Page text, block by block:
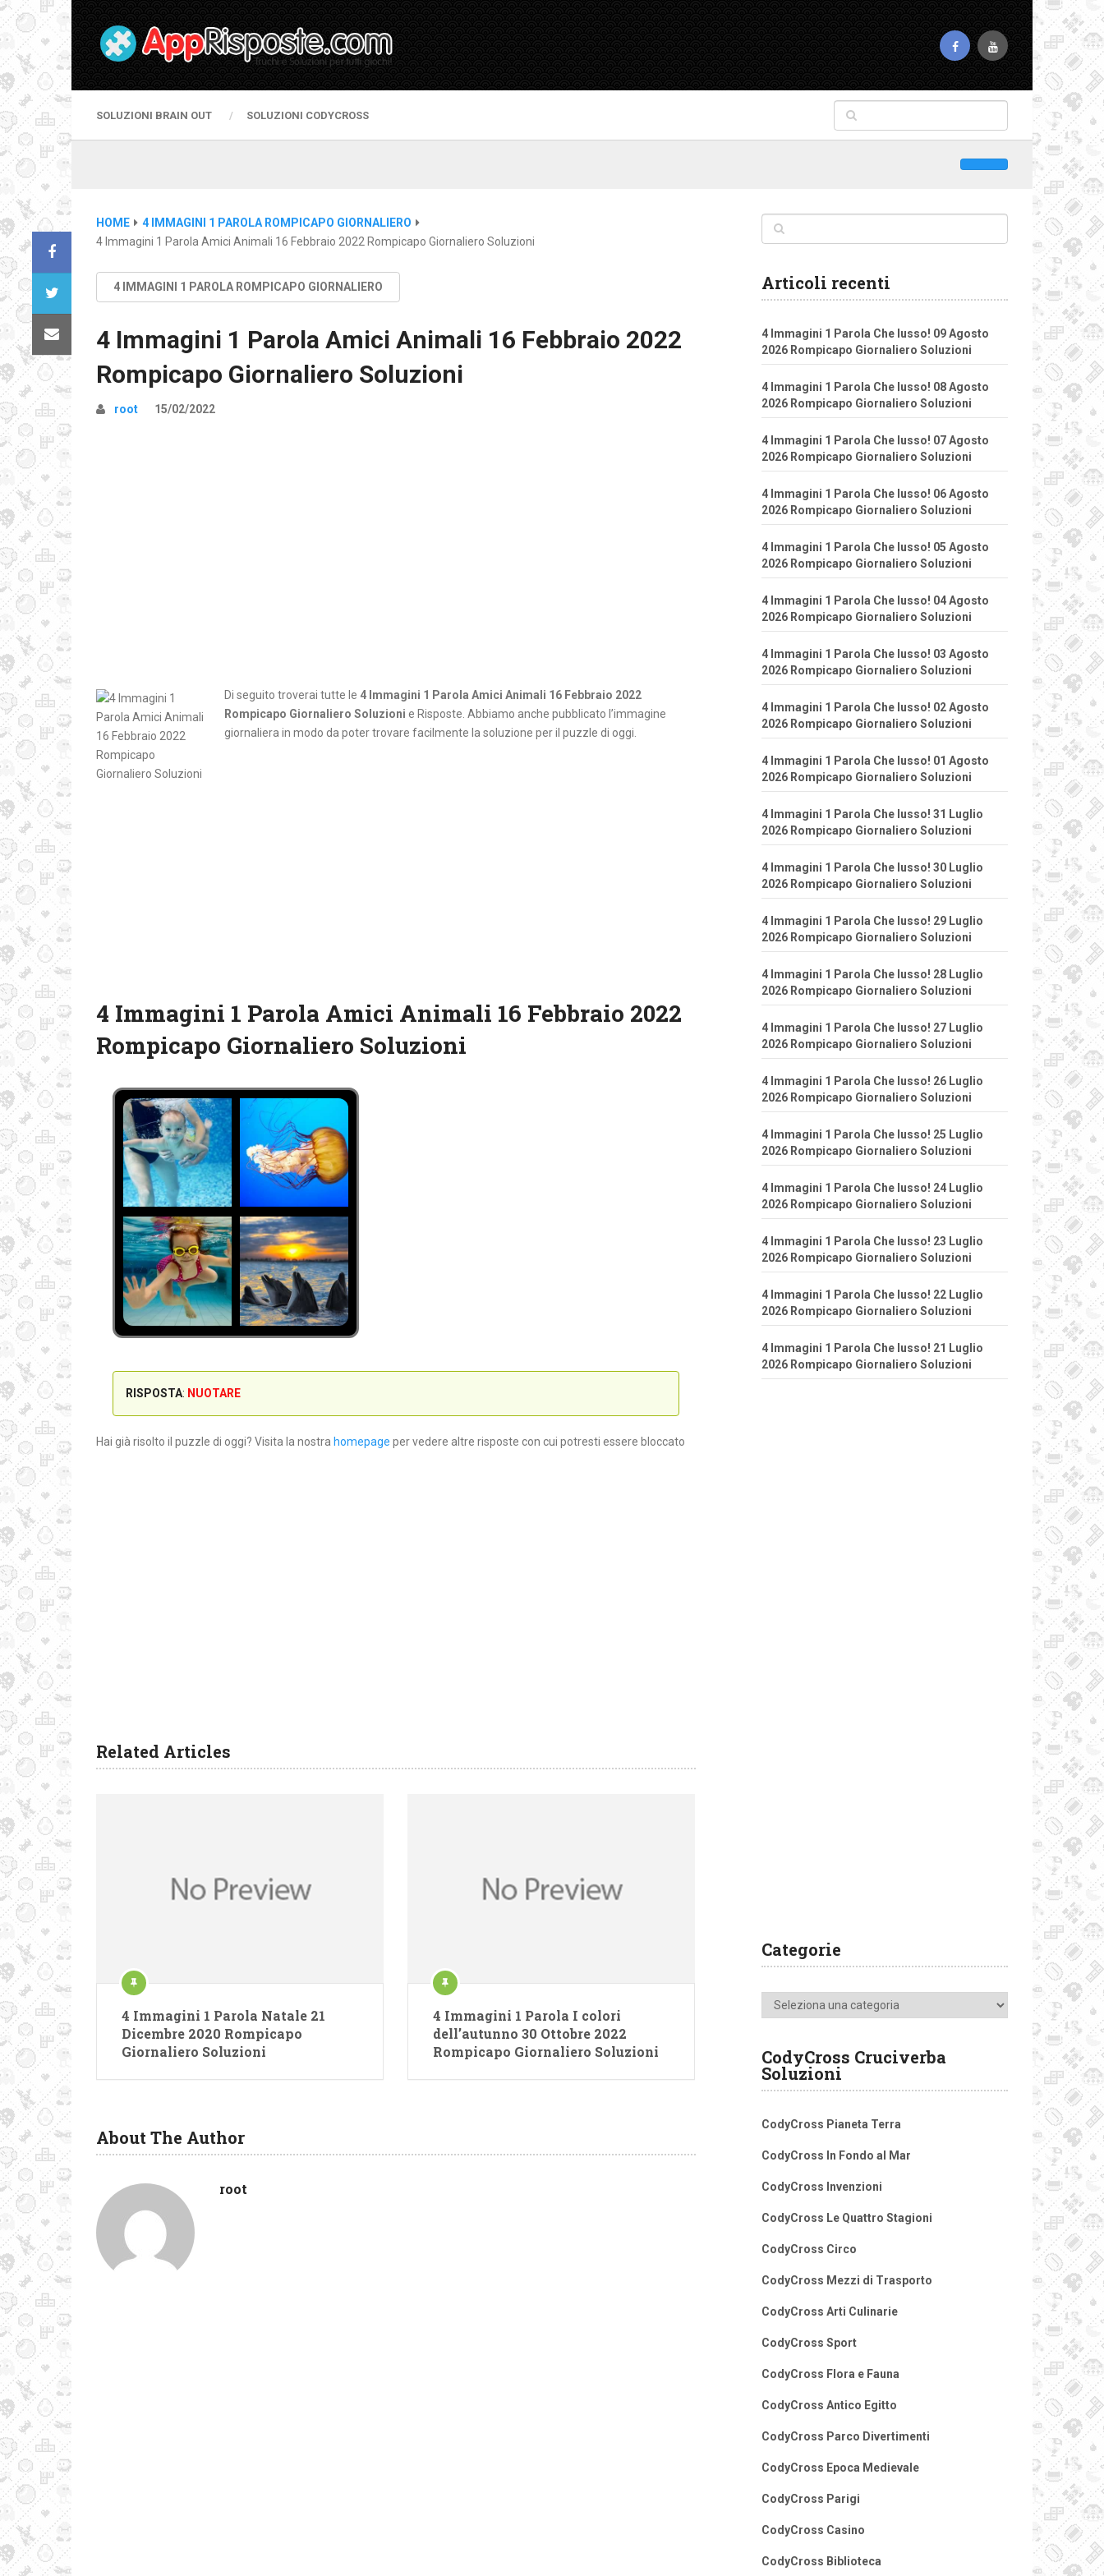
SOLUZIONI BRAIN OUT SOLUZIONI CODYCROSS
HOME
4 IMMAGINI 1 PAROLA ROMPICAPO GIORNALIERO
4 Immagini 1 Parola Amici Animali 16 Febbraio 2022 Rompicapo Giornaliero Soluzioni
4 IMMAGINI 1 PAROLA ROMPICAPO GIORNALIERO
4 Immagini 1 Parola Amici Animali 16 Febbraio 2022
Rompicapo Giornaliero Soluzioni
root 15/02/2022
Di seguito troverai tutte le 4 Immagini 1 Parola Amici Animali 16 Febbraio 2022
Rompicapo Giornaliero Soluzioni e Risposte. Abbiamo anche pubblicato l’immagine
giornaliera in modo da poter trovare facilmente la soluzione per il puzzle di oggi.
4 Immagini 1 Parola Amici Animali 16 Febbraio 2022
Rompicapo Giornaliero Soluzioni
RISPOSTA: NUOTARE
Hai già risolto il puzzle di oggi? Visita la nostra homepage per vedere altre risposte con cui potresti essere bloccato
Related Articles
4 Immagini 1 Parola Natale 21
Dicembre 2020 Rompicapo
Giornaliero Soluzioni
4 Immagini 1 Parola I colori
dell’autunno 30 Ottobre 2022
Rompicapo Giornaliero Soluzioni
About The Author
root
Articoli recenti
4 Immagini 1 Parola Che lusso! 09 Agosto
2026 Rompicapo Giornaliero Soluzioni
4 Immagini 1 Parola Che lusso! 08 Agosto
2026 Rompicapo Giornaliero Soluzioni
4 Immagini 1 Parola Che lusso! 07 Agosto
2026 Rompicapo Giornaliero Soluzioni
4 Immagini 1 Parola Che lusso! 06 Agosto
2026 Rompicapo Giornaliero Soluzioni
4 Immagini 1 Parola Che lusso! 05 Agosto
2026 Rompicapo Giornaliero Soluzioni
4 Immagini 1 Parola Che lusso! 04 Agosto
2026 Rompicapo Giornaliero Soluzioni
4 Immagini 1 Parola Che lusso! 03 Agosto
2026 Rompicapo Giornaliero Soluzioni
4 Immagini 1 Parola Che lusso! 02 Agosto
2026 Rompicapo Giornaliero Soluzioni
4 Immagini 1 Parola Che lusso! 01 Agosto
2026 Rompicapo Giornaliero Soluzioni
4 Immagini 1 Parola Che lusso! 31 Luglio
2026 Rompicapo Giornaliero Soluzioni
4 Immagini 1 Parola Che lusso! 30 Luglio
2026 Rompicapo Giornaliero Soluzioni
4 Immagini 1 Parola Che lusso! 29 Luglio
2026 Rompicapo Giornaliero Soluzioni
4 Immagini 1 Parola Che lusso! 28 Luglio
2026 Rompicapo Giornaliero Soluzioni
4 Immagini 1 Parola Che lusso! 27 Luglio
2026 Rompicapo Giornaliero Soluzioni
4 Immagini 1 Parola Che lusso! 26 Luglio
2026 Rompicapo Giornaliero Soluzioni
4 Immagini 1 Parola Che lusso! 25 Luglio
2026 Rompicapo Giornaliero Soluzioni
4 Immagini 1 Parola Che lusso! 24 Luglio
2026 Rompicapo Giornaliero Soluzioni
4 Immagini 1 Parola Che lusso! 23 Luglio
2026 Rompicapo Giornaliero Soluzioni
4 Immagini 1 Parola Che lusso! 22 Luglio
2026 Rompicapo Giornaliero Soluzioni
4 Immagini 1 Parola Che lusso! 21 Luglio
2026 Rompicapo Giornaliero Soluzioni
Categorie
Categorie
CodyCross Cruciverba
Soluzioni
CodyCross Pianeta Terra
CodyCross In Fondo al Mar
CodyCross Invenzioni
CodyCross Le Quattro Stagioni
CodyCross Circo
CodyCross Mezzi di Trasporto
CodyCross Arti Culinarie
CodyCross Sport
CodyCross Flora e Fauna
CodyCross Antico Egitto
CodyCross Parco Divertimenti
CodyCross Epoca Medievale
CodyCross Parigi
CodyCross Casino
CodyCross Biblioteca